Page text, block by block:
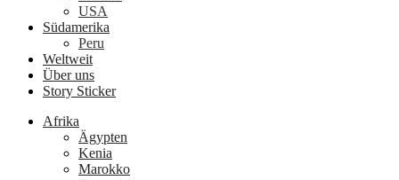
USA
Südamerika
Peru
Weltweit
Über uns
Story Sticker
Afrika
Ägypten
Kenia
Marokko